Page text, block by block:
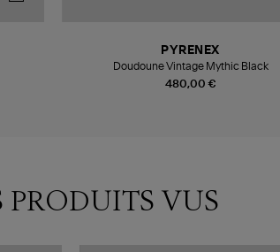
480,00 €
PYRENEX
Doudoune Vintage Mythic Black
PRODUITS VUS